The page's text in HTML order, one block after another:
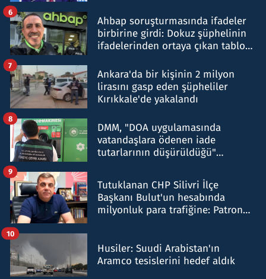
Ahbap soruşturmasında ifadeler
birbirine girdi: Dokuz şüphelinin
ifadelerinden ortaya çıkan tablo
6
Ankara'da bir kişinin 2 milyon
lirasını gasp eden şüpheliler
Kırıkkale'de yakalandı
7
DMM, "DOA uygulamasında
vatandaşlara ödenen iade
tutarlarının düşürüldüğü"
8
Tutuklanan CHP Silivri İlçe
Başkanı Bulut'un hesabında
milyonluk para trafiğine: Patron
9
Husiler: Suudi Arabistan'ın
Aramco tesislerini hedef aldık
10